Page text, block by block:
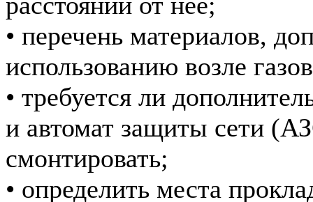
• перечень материалов,
использованию возле
• требуется ли
и автомат защиты сети
смонтировать;
• определить места